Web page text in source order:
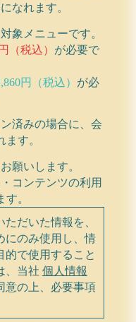
なれます。
象メニューです。
（税込） が必要で
円（税込） が必
済みの場合に、会
ます。
願いします。
コンテンツの利用
。
だいた情報を、
にのみ使用し、情
的で使用すること
、当社 個人情報
意の上、必要事項